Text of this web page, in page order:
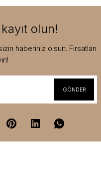
olun!
haberiniz olsun. Fırsatları
GÖNDER